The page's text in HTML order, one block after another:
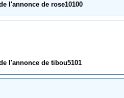
l'annonce de rose10100
l'annonce de tibou5101